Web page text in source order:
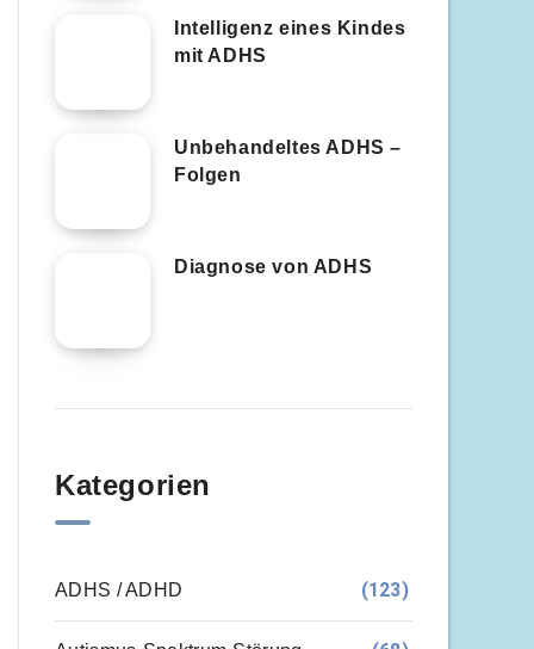
Intelligenz eines Kindes
mit ADHS
Unbehandeltes ADHS –
Folgen
Diagnose von ADHS
Kategorien
ADHS / ADHD (123)